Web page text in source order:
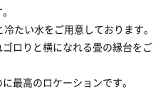
たい水をご用意しております。
ロりと横になれる畳の縁台をご
最高のロケーションです。